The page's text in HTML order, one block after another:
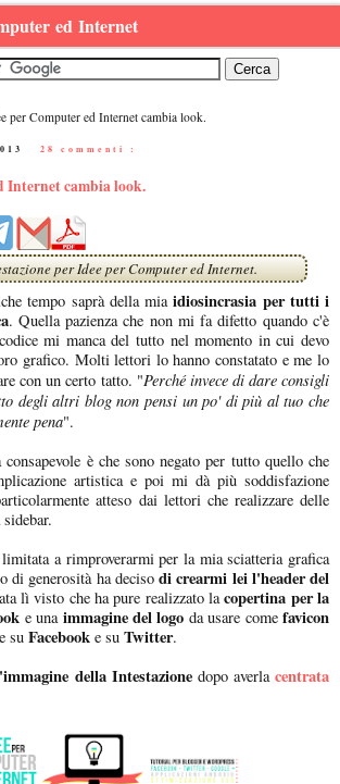
ed Internet
per Computer ed Internet cambia look.
28 commenti :
Internet cambia look.
per Idee per Computer ed Internet.
tempo saprà della miaidiosincrasia per tutti i
. Quella pazienza che non mi fa difetto quando c'è
mi manca del tutto nel momento in cui devo
grafico. Molti lettori lo hanno constatato e me lo
con un certo tatto. "Perché invece di dare consigli
degli altri blog non pensi un po' di più al tuo che
pena".
è che sono negato per tutto quello che
artistica e poi mi dà più soddisfazione
atteso dai lettori che realizzare delle
a rimproverarmi per la mia sciatteria grafica
di generosità ha decisodi crearmi lei l'header del
lì visto che ha pure realizzato lacopertina per la
e unaimmagine del logo da usare comefavicon
su Facebook e su Twitter.
della Intestazionedopo averla centrata